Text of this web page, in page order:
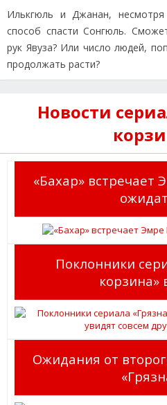
Илькгюль и Джанан,
способ спасти Сонгюль.
рук Явуза? Или число людей,
продолжать расти?
Новости
«Бахар» встречает
Поклонники
корзина»
Ожидания от